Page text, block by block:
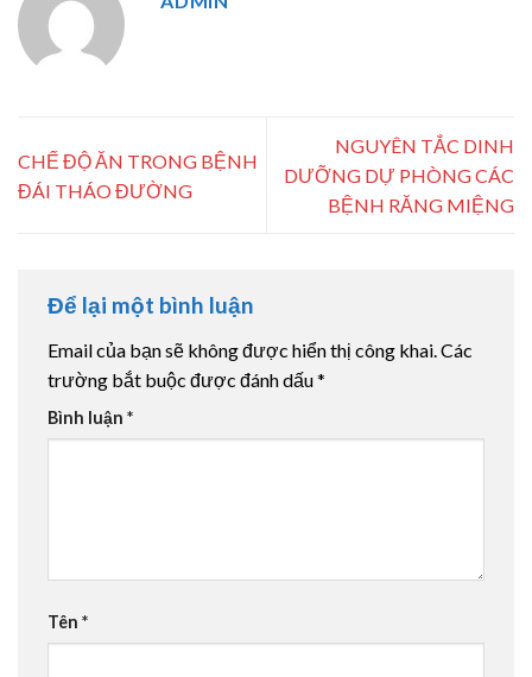
CHẾ ĐỘ ĂN TRONG BỆNH
ĐÁI THÁO ĐƯỜNG
NGUYÊN TẮC DINH
DƯỠNG DỰ PHÒNG CÁC
BỆNH RĂNG MIỆNG
Để lại một bình luận
Email của bạn sẽ không được hiển thị công khai.Các
trường bắt buộc được đánh dấu*
Bình luận *
Tên *